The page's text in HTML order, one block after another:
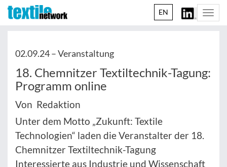
EN
02.09.24 –Veranstaltung
18. Chemnitzer Textiltechnik-Tagung:
Programm online
Von Redaktion
Unter dem Motto „Zukunft: Textile
Technologien“ laden die Veranstalter der 18.
Chemnitzer Textiltechnik-Tagung
Interessierte aus Industrie und Wissenschaft